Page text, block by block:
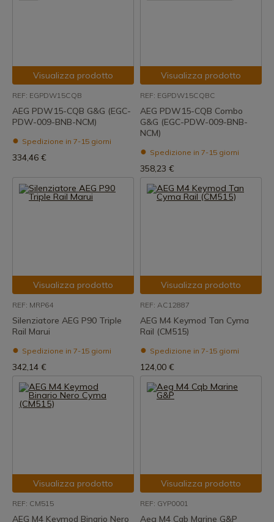
Visualizza prodotto
REF: EGPDW15CQB
AEG PDW15-CQB G&G (EGC-
PDW-009-BNB-NCM)
Spedizione in 7-15 giorni
334,46 €
Visualizza prodotto
REF: EGPDW15CQBC
AEG PDW15-CQB Combo
G&G (EGC-PDW-009-BNB-
NCM)
Spedizione in 7-15 giorni
358,23 €
Visualizza prodotto
REF: MRP64
Silenziatore AEG P90 Triple
Rail Marui
Spedizione in 7-15 giorni
342,14 €
Visualizza prodotto
REF: AC12887
AEG M4 Keymod Tan Cyma
Rail (CM515)
Spedizione in 7-15 giorni
124,00 €
Visualizza prodotto
REF: CM515
AEG M4 Keymod Binario Nero
Visualizza prodotto
REF: GYP0001
Aeg M4 Cqb Marine G&P